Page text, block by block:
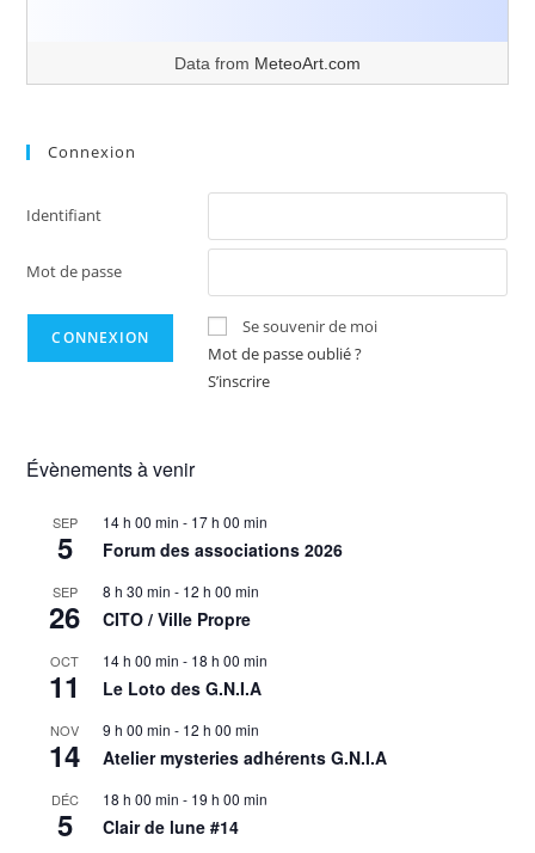
Data from MeteoArt.com
Connexion
Identifiant
Mot de passe
Se souvenir de moi
Mot de passe oublié ?
S’inscrire
Évènements à venir
SEP
5
14 h 00 min - 17 h 00 min
Forum des associations 2026
SEP
26
8 h 30 min - 12 h 00 min
CITO / Ville Propre
OCT
11
14 h 00 min - 18 h 00 min
Le Loto des G.N.I.A
NOV
14
9 h 00 min - 12 h 00 min
Atelier mysteries adhérents G.N.I.A
DÉC
5
18 h 00 min - 19 h 00 min
Clair de lune #14